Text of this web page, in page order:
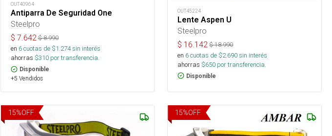
OUT40964
Antiparra De Seguridad One
Steelpro
$ 7.642 $8.990
en 6cuotas de $1.274sin interés
ahorras $310por transferencia.
Disponible
+5 Vendidos
OUT45224
Lente Aspen U
Steelpro
$ 16.142 $18.990
en 6cuotas de $2.690sin interés
ahorras $650 por transferencia.
Disponible
15%OFF 15%OFF